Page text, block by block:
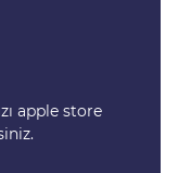
apple store